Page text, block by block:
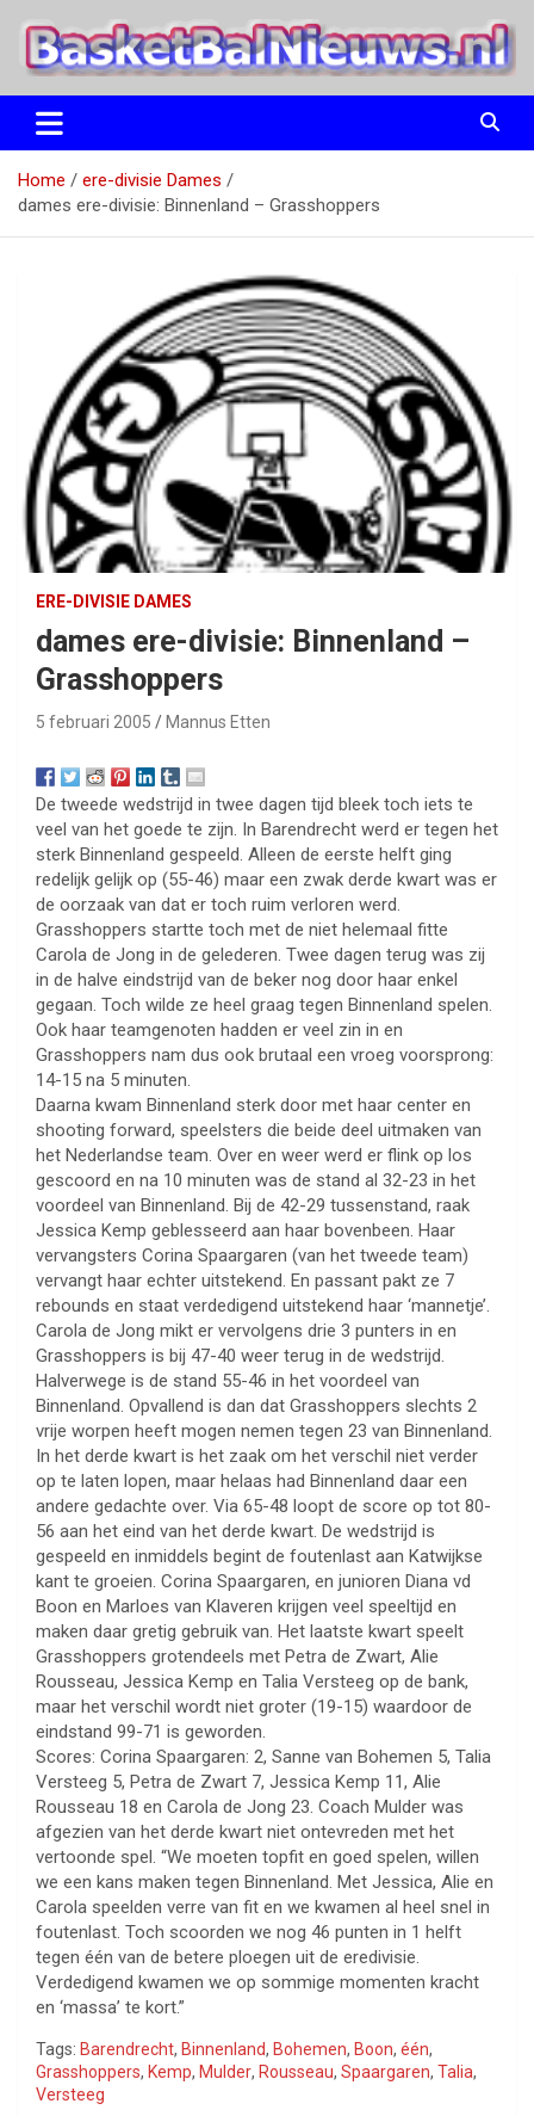
naar
BasketBalNieuws.nl
Etten
Home
ere-divisie Dames
dames ere-divisie: Binnenland – Grasshoppers
ERE-DIVISIE DAMES
dames ere-divisie: Binnenland –
Grasshoppers
5 februari 2005 Mannus Etten
De tweede wedstrijd in twee dagen tijd bleek toch iets te
veel van het goede te zijn. In Barendrecht werd er tegen het
sterk Binnenland gespeeld. Alleen de eerste helft ging
redelijk gelijk op (55-46) maar een zwak derde kwart was er
de oorzaak van dat er toch ruim verloren werd.
Grasshoppers startte toch met de niet helemaal fitte
Carola de Jong in de gelederen. Twee dagen terug was zij
in de halve eindstrijd van de beker nog door haar enkel
gegaan. Toch wilde ze heel graag tegen Binnenland spelen.
Ook haar teamgenoten hadden er veel zin in en
Grasshoppers nam dus ook brutaal een vroeg voorsprong:
14-15 na 5 minuten.
Daarna kwam Binnenland sterk door met haar center en
shooting forward, speelsters die beide deel uitmaken van
het Nederlandse team. Over en weer werd er flink op los
gescoord en na 10 minuten was de stand al 32-23 in het
voordeel van Binnenland. Bij de 42-29 tussenstand, raak
Jessica Kemp geblesseerd aan haar bovenbeen. Haar
vervangsters Corina Spaargaren (van het tweede team)
vervangt haar echter uitstekend. En passant pakt ze 7
rebounds en staat verdedigend uitstekend haar ‘mannetje’.
Carola de Jong mikt er vervolgens drie 3 punters in en
Grasshoppers is bij 47-40 weer terug in de wedstrijd.
Halverwege is de stand 55-46 in het voordeel van
Binnenland. Opvallend is dan dat Grasshoppers slechts 2
vrije worpen heeft mogen nemen tegen 23 van Binnenland.
In het derde kwart is het zaak om het verschil niet verder
op te laten lopen, maar helaas had Binnenland daar een
andere gedachte over. Via 65-48 loopt de score op tot 80-
56 aan het eind van het derde kwart. De wedstrijd is
gespeeld en inmiddels begint de foutenlast aan Katwijkse
kant te groeien. Corina Spaargaren, en junioren Diana vd
Boon en Marloes van Klaveren krijgen veel speeltijd en
maken daar gretig gebruik van. Het laatste kwart speelt
Grasshoppers grotendeels met Petra de Zwart, Alie
Rousseau, Jessica Kemp en Talia Versteeg op de bank,
maar het verschil wordt niet groter (19-15) waardoor de
eindstand 99-71 is geworden.
Scores: Corina Spaargaren: 2, Sanne van Bohemen 5, Talia
Versteeg 5, Petra de Zwart 7, Jessica Kemp 11, Alie
Rousseau 18 en Carola de Jong 23. Coach Mulder was
afgezien van het derde kwart niet ontevreden met het
vertoonde spel. “We moeten topfit en goed spelen, willen
we een kans maken tegen Binnenland. Met Jessica, Alie en
Carola speelden verre van fit en we kwamen al heel snel in
foutenlast. Toch scoorden we nog 46 punten in 1 helft
tegen één van de betere ploegen uit de eredivisie.
Verdedigend kwamen we op sommige momenten kracht
en ‘massa’ te kort.”
Tags: Barendrecht, Binnenland, Bohemen, Boon, één,
Grasshoppers, Kemp, Mulder, Rousseau, Spaargaren, Talia,
Versteeg